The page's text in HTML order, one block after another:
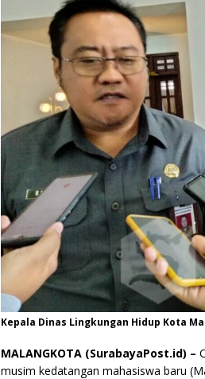
Kepala Dinas Lingkungan Hidup Kota
MALANGKOTA (SurabayaPost.id) –
musim kedatangan mahasiswa baru